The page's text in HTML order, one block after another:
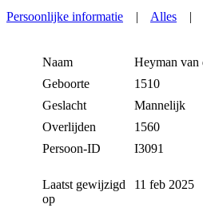
Persoonlijke informatie | Alles |
Naam Heyman van
Geboorte
1510
Geslacht
Mannelijk
Overlijden
1560
Persoon-ID
I3091
Laatst gewijzigd
op
11 feb 2025